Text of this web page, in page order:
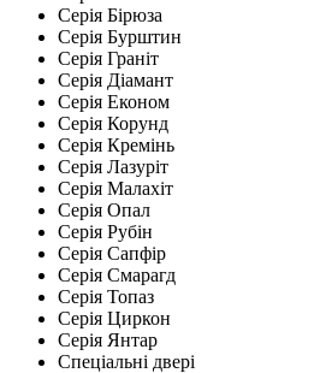
Серія Бірюза
Серія Бурштин
Серія Граніт
Серія Діамант
Серія Економ
Серія Корунд
Серія Кремінь
Серія Лазуріт
Серія Малахіт
Серія Опал
Серія Рубін
Серія Сапфір
Серія Смарагд
Серія Топаз
Серія Циркон
Серія Янтар
Спеціальні двері